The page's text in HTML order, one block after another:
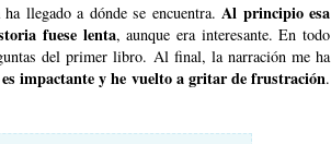
llegado a dónde se encuentra. Al principio esa
fuese lenta, aunque era interesante. En todo
del primer libro. Al final, la narración me ha
impactante y he vuelto a gritar de frustración.